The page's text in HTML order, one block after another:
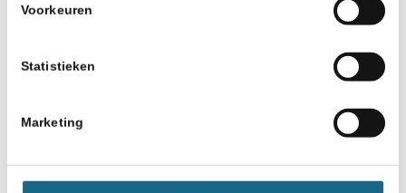
Voorkeuren
Statistieken
Marketing